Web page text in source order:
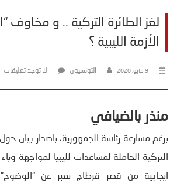
لغز الطائرة التركية .. و مخاوف
الأزمة الليبية ؟
9 مايو، 2020 التونسيون لا توجد تعليقات
منذر بالضيافي
برغم مسارعة رئاسة الجمهورية، باصدار بيان
التركية الحاملة لمساعدات لليبيا لمواجهة
ايجابية من قصر قرطاج تعبر عن